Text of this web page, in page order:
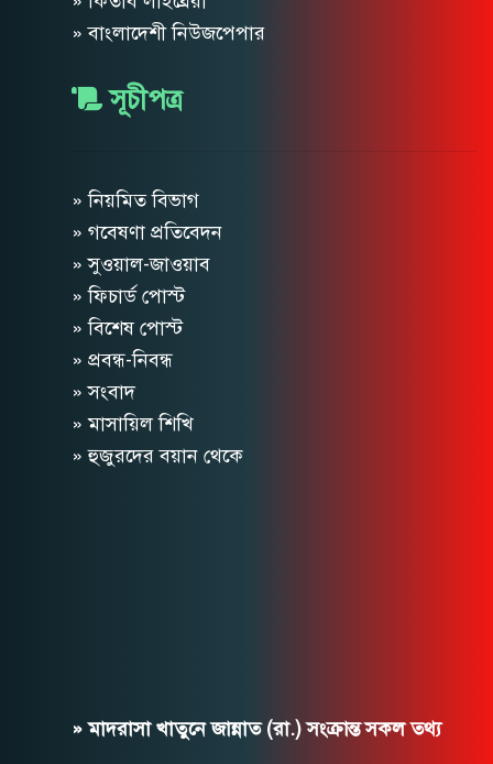
» বাংলাদেশী নিউজপেপার
সূচীপত্র
» নিয়মিত বিভাগ
» গবেষণা প্রতিবেদন
» সুওয়াল-জাওয়াব
» ফিচার্ড পোস্ট
» বিশেষ পোস্ট
» প্রবন্ধ-নিবন্ধ
» সংবাদ
» মাসায়িল শিখি
» হুজুরদের বয়ান থেকে
» মাদরাসা খাতুনে জান্নাত (রা.) সংক্রান্ত সকল তথ্য